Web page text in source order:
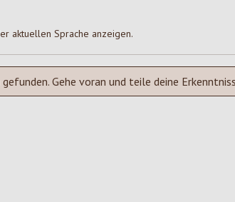
aktuellen Sprache anzeigen.
Gehe voran und teile deine